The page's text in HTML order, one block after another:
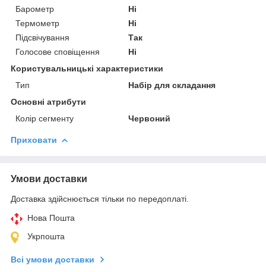
Барометр
Ні
Термометр
Ні
Підсвічування
Так
Голосове сповіщення
Ні
Користувальницькі характеристики
Тип
Набір для складання
Основні атрибути
Колір сегменту
Червоний
Приховати
Умови доставки
Доставка здійснюється тільки по передоплаті.
Нова Пошта
Укрпошта
Всі умови доставки